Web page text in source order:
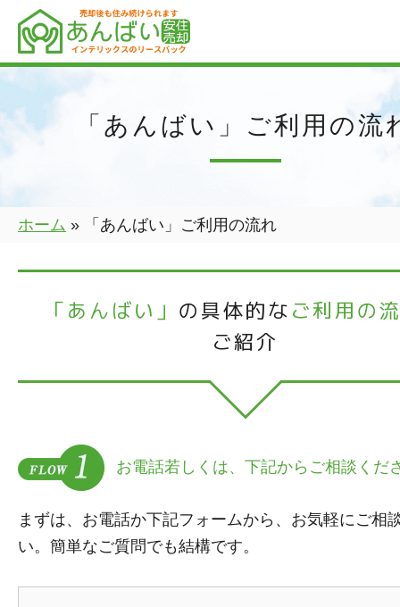
「あんばい」ご利用の流
ホーム » 「あんばい」ご利用の流れ
「あんばい」 の具体的なご利用の
ご紹介
お電話若しくは、下記からご相談くだ
まずは、お電話か下記フォームから、お気軽にご相
い。簡単なご質問でも結構です。